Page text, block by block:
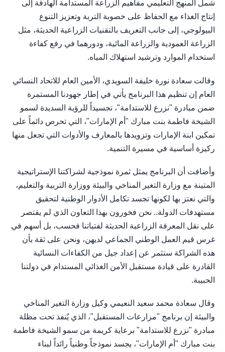
شمل المنهج التعليمي مفاهيم الزراعة المستدامة الهادفة إلى
إنتاج الغذاء مع الحفاظ على خصوبة التربة وتعزيز التنوع
البيولوجي، إلى جانب التعريف بالتقنيات الزراعية الحديثة، مثل
الزراعة العمودية والزراعة المائية، ودورهما في رفع كفاءة
استخدام الموارد وترشيد استهلاك المياه.
وقالت سعادة نورة خليفة السويدي، الأمين العام للاتحاد النسائي
العام إن تنظيم هذا البرنامج يأتي في إطار جهودنا المستمرة
ضمن مبادرة "نزرع للاستدامة"، تجسيداً للرؤية السديدة لسمو
الشيخة فاطمة بنت مبارك "أم الإمارات"، التي تحرص دائماً على
تمكين ابنة الإمارات وتزويدها بالمعارف والأدوات التي تجعل منها
ركيزة أساسية في مسيرة التنمية.
وأضافت أن البرنامج يمثل ثمرة نموذجية لشراكتنا الإستراتيجية
المتينة مع وزارة التغير المناخي والبيئة ووزارة التربية والتعليم،
والتي نعتز بها لكونها تجسد تكامل الأدوار الوطنية لتحقيق
مستهدفات الدولة.. نحن فخورون بهذا التعاون الذي لم يقتصر
على نقل المعرفة الزراعية الحديثة لفتياتنا فحسب، بل أسهم في
غرس قيم العمل الوطني الجماعي لديهن، ونحن على ثقة بأن
هذه الشراكة ستثمر عن إعداد جيل من الكفاءات النسائية
القادرة على قيادة مستقبل الأمن الغذائي المستدام في دولتنا
الحبيبة.
وقال سعادة محمد سعيد النعيمي وكيل وزارة التغير المناخي
والبيئة إن برنامج "مزارعات المستقبل"، الذي يُنفذ تحت مظلة
مبادرة "نزرع للاستدامة" برعاية كريمة من سمو الشيخة فاطمة
بنت مبارك "أم الإمارات"، يجسد نموذجاً وطنياً رائداً لبناء